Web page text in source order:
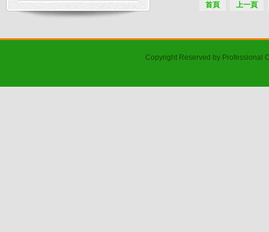
首頁 上一頁
Copyright Reserved by Professional